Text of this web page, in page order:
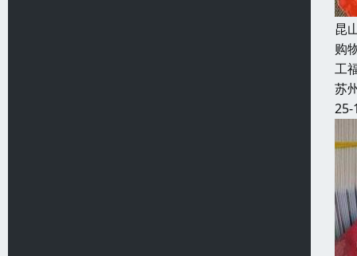
昆
购
工
苏
25-